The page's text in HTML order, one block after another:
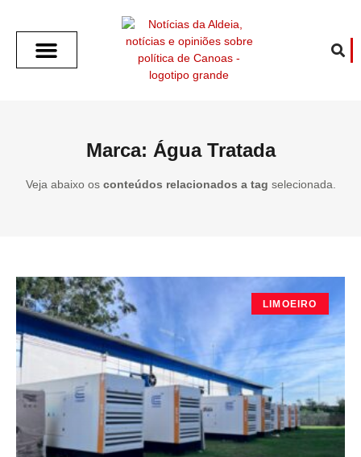
Marca: Água Tratada
Veja abaixo os conteúdos relacionados a tag selecionada.
LIMOEIRO